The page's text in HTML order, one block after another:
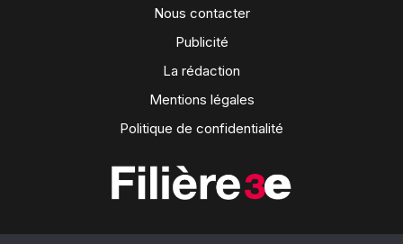
Nous contacter
Publicité
La rédaction
Mentions légales
Politique de confidentialité